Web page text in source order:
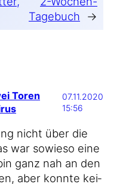
Tagebuch
→
Toren
07.11.2020
15:56
nicht über die
war sowie­so eine
ganz nah an den
aber konn­te kei­